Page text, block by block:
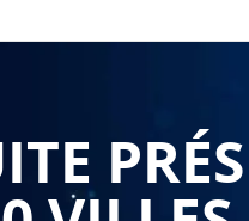
cancérogènes,
digestive), et les effets
et d'explosion, les